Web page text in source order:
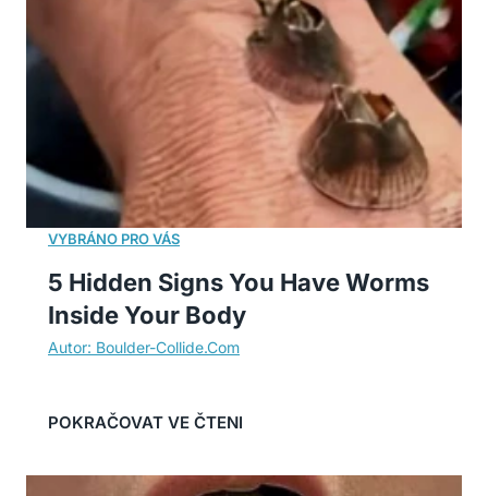
5 Hidden Signs You Have Worms
Inside Your Body